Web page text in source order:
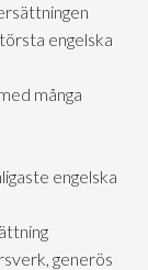
engelska
många
engelska
generös